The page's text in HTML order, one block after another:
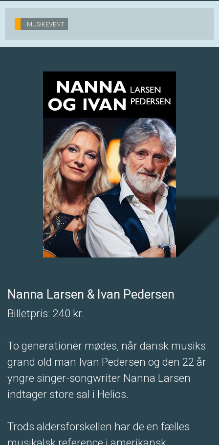
MUSIKEVENT
Nanna Larsen & Ivan Pedersen
Billetpris: 240 kr.
To generationer mødes, når dansk musiks
grand old man Ivan Pedersen og den 22 år
yngre singer-songwriter Nanna Larsen
indtager store sal i Helios.
Trods aldersforskellen har de en fælles